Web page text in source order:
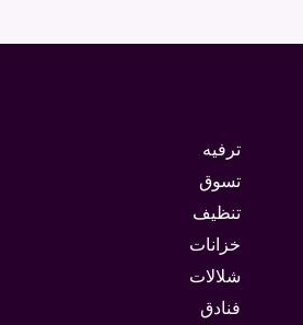
ترفيه
تسوق
تنظيف
خزانات
شلالات
فنادق